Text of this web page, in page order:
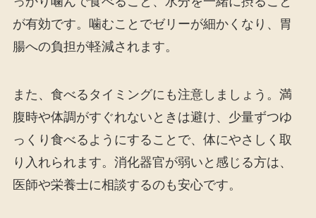
が有効です。噛むことでゼリーが細かくなり、胃
腸への負担が軽減されます。
また、食べるタイミングにも注意しましょう。満
腹時や体調がすぐれないときは避け、少量ずつゆ
っくり食べるようにすることで、体にやさしく取
り入れられます。消化器官が弱いと感じる方は、
医師や栄養士に相談するのも安心です。